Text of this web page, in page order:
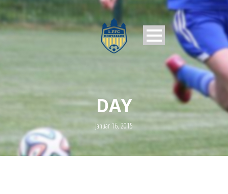
DAY
Januar 16, 2015